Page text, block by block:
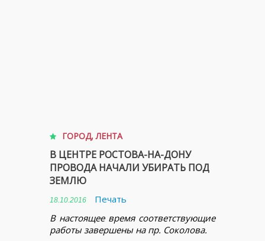
ГОРОД,ЛЕНТА
В ЦЕНТРЕ РОСТОВА-НА-ДОНУ
ПРОВОДА НАЧАЛИ УБИРАТЬ ПОД
ЗЕМЛЮ
18.10.2016
Печать
В настоящее время соответствующие
работы завершены на пр. Соколова.